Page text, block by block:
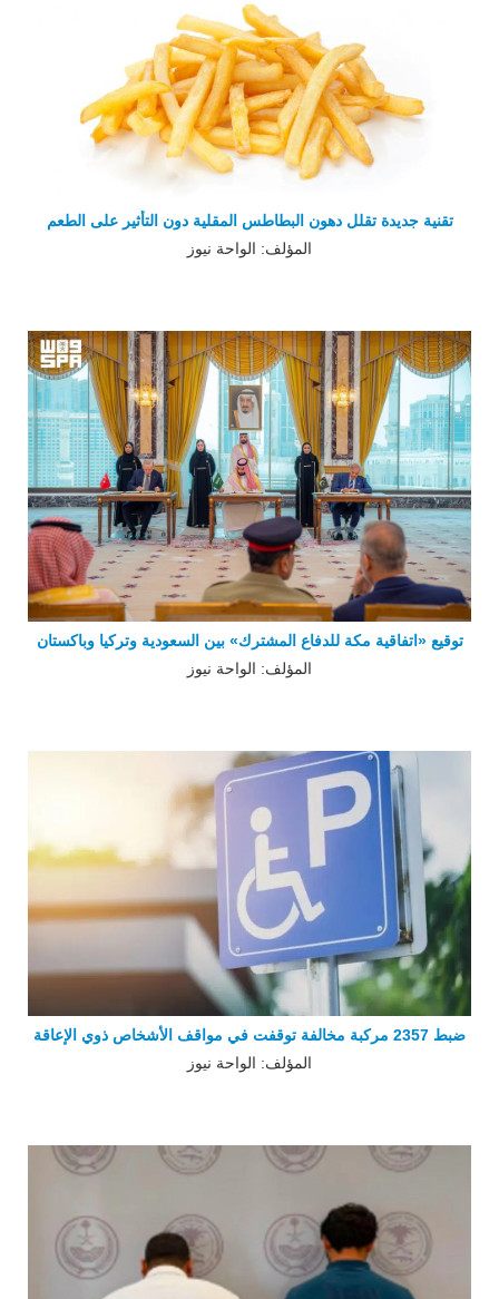
تقنية جديدة تقلل دهون البطاطس المقلية دون التأثير على الطعم
المؤلف: الواحة نيوز
توقيع «اتفاقية مكة للدفاع المشترك» بين السعودية وتركيا وباكستان
المؤلف: الواحة نيوز
ضبط 2357 مركبة مخالفة توقفت في مواقف الأشخاص ذوي الإعاقة
المؤلف: الواحة نيوز